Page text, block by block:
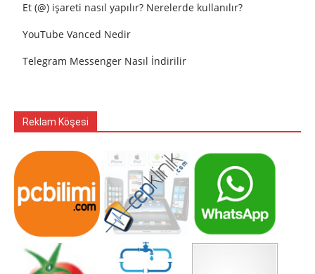
Et (@) işareti nasıl yapılır? Nerelerde kullanılır?
YouTube Vanced Nedir
Telegram Messenger Nasıl İndirilir
Reklam Köşesi